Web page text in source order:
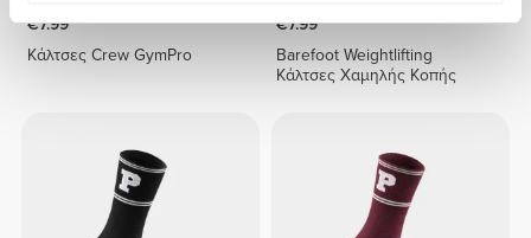
€7.99
Κάλτσες Crew GymPro
€7.99
Barefoot Weightlifting
Κάλτσες Χαμηλής Κοπής